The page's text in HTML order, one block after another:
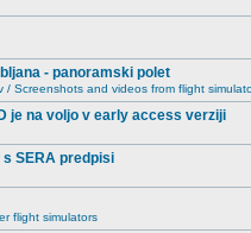
- panoramski polet
/ Screenshots and videos from flight
je na voljo v early access verziji
s SERA predpisi
flight simulators